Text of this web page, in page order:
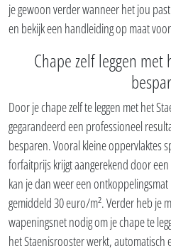
je gewoon verder wanneer het jou
en bekijk een handleiding op maat
Chape zelf leggen
Door je chape zelf te leggen met het
gegarandeerd een professioneel
besparen. Vooral kleine oppervlaktes
forfaitprijs krijgt aangerekend door
kan je dan weer een
gemiddeld 30 euro/m². Verder heb je
wapeningsnet nodig om je chape te
het Staenisrooster werkt, automatisch